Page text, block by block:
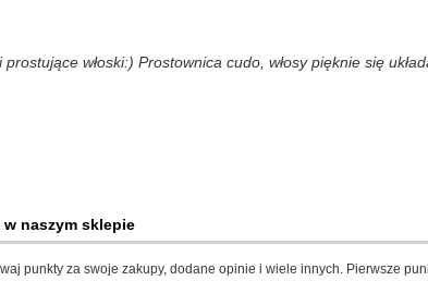
włoski:) Prostownica cudo, włosy pięknie się
w naszym sklepie
punkty za swoje zakupy, dodane opinie i wiele innych. Pierwsze